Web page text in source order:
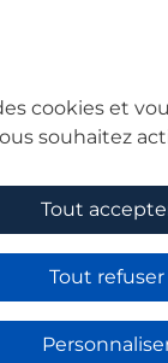
cookies et
souhaitez
Tout
Tout refuser